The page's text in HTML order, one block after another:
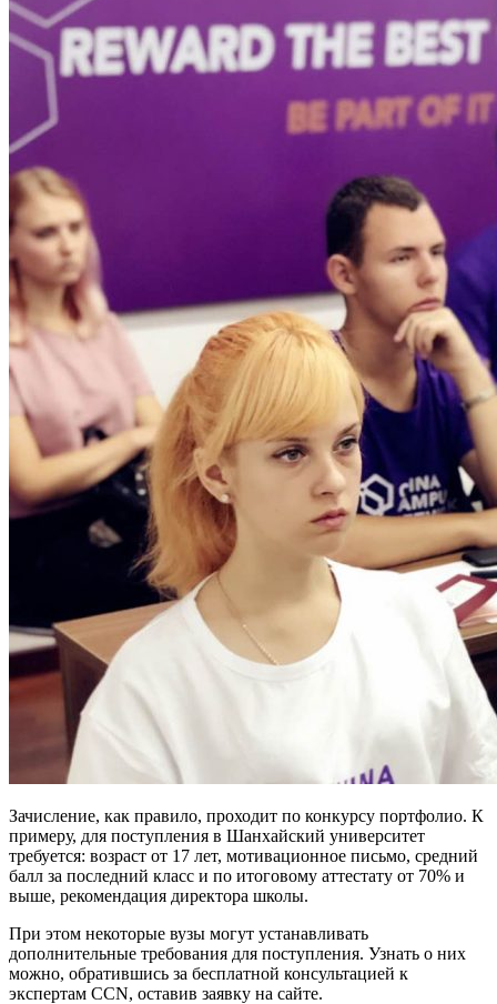
Зачисление, как правило, проходит по конкурсу портфолио. К
примеру, для поступления в Шанхайский университет
требуется: возраст от 17 лет, мотивационное письмо, средний
балл за последний класс и по итоговому аттестату от 70% и
выше, рекомендация директора школы.
При этом некоторые вузы могут устанавливать
дополнительные требования для поступления. Узнать о них
можно, обратившись за бесплатной консультацией к
экспертам CCN, оставив заявку на сайте.